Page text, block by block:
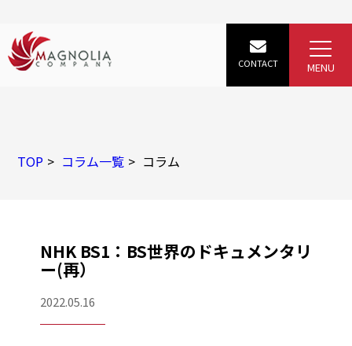
TOP コラム一覧 コラム
NHK BS1：BS世界のドキュメンタリ
ー(再）
2022.05.16